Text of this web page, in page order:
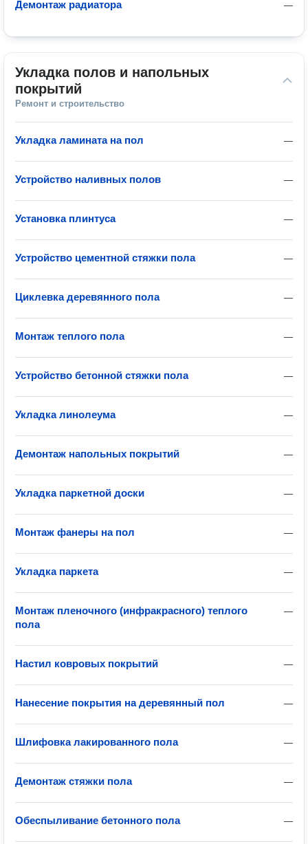
—
Демонтаж радиатора
Укладка полов и напольных
покрытий
Ремонт и строительство
—
Укладка ламината на пол
—
Устройство наливных полов
—
Установка плинтуса
—
Устройство цементной стяжки пола
—
Циклевка деревянного пола
—
Монтаж теплого пола
—
Устройство бетонной стяжки пола
—
Укладка линолеума
—
Демонтаж напольных покрытий
—
Укладка паркетной доски
—
Монтаж фанеры на пол
—
Укладка паркета
—
Монтаж пленочного (инфракрасного) теплого
пола
—
Настил ковровых покрытий
—
Нанесение покрытия на деревянный пол
—
Шлифовка лакированного пола
—
Демонтаж стяжки пола
—
Обеспыливание бетонного пола